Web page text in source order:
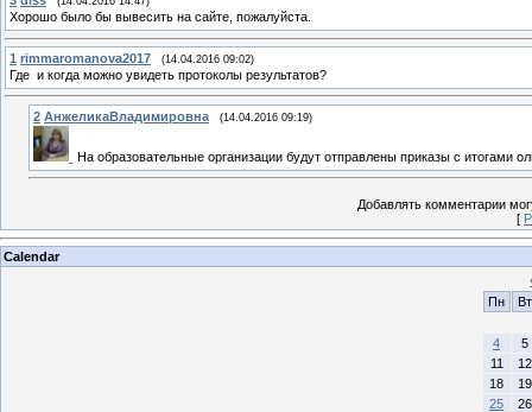
Хорошо было бы вывесить на сайте, пожалуйста.
1 rimmaromanova2017 (14.04.2016 09:02)
Где и когда можно увидеть протоколы результатов?
2 АнжеликаВладимировна (14.04.2016 09:19)
На образовательные организации будут отправлены приказы с итогами
Добавлять комментарии
[
Calendar
Пн
Вт
4
5
11
12
18
19
25
26